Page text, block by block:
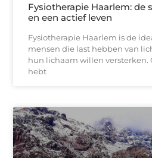
Fysiotherapie Haarlem: de
en een actief leven
Fysiotherapie Haarlem is de
mensen die last hebben van
hun lichaam willen versterken.
hebt